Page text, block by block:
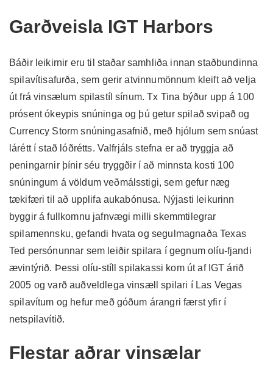
Garðveisla IGT Harbors
Báðir leikirnir eru til staðar samhliða innan staðbundinna
spilavítisafurða, sem gerir atvinnumönnum kleift að velja
út frá vinsælum spilastíl sínum. Tx Tina býður upp á 100
prósent ókeypis snúninga og þú getur spilað svipað og
Currency Storm snúningasafnið, með hjólum sem snúast
lárétt í stað lóðrétts. Valfrjáls stefna er að tryggja að
peningarnir þínir séu tryggðir í að minnsta kosti 100
snúningum á völdum veðmálsstigi, sem gefur næg
tækifæri til að upplifa aukabónusa. Nýjasti leikurinn
byggir á fullkomnu jafnvægi milli skemmtilegrar
spilamennsku, gefandi hvata og segulmagnaða Texas
Ted persónunnar sem leiðir spilara í gegnum olíu-fjandi
ævintýrið. Þessi olíu-stíll spilakassi kom út af IGT árið
2005 og varð auðveldlega vinsæll spilari í Las Vegas
spilavítum og hefur með góðum árangri færst yfir í
netspilavítið.
Flestar aðrar vinsælar